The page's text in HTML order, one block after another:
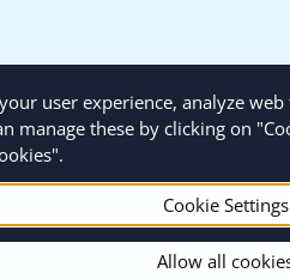
user experience, analyze
manage these by clicking on
Cookie Settings
Allow all